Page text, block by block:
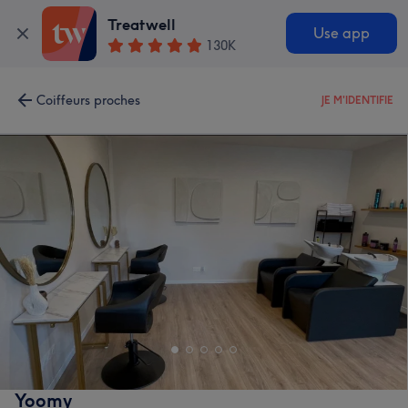
Treatwell
130K
Use app
Coiffeurs proches JE M'IDENTIFIE
Yoomy